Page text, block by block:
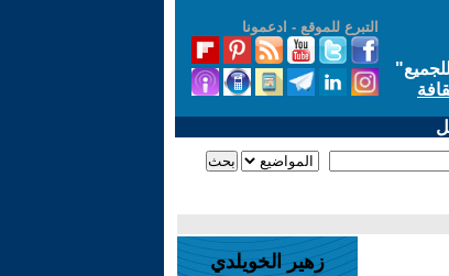
التبرع للموقع - ادعمونا
"
زهير الخويلدي